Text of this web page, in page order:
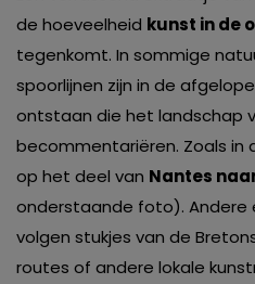
de hoeveelheid kunst in de
tegenkomt. In sommige
spoorlijnen zijn in de
ontstaan die het landschap
becommentariëren. Zoals in
op het deel van Nantes
onderstaande foto). Andere
volgen stukjes van de
routes of andere lokale